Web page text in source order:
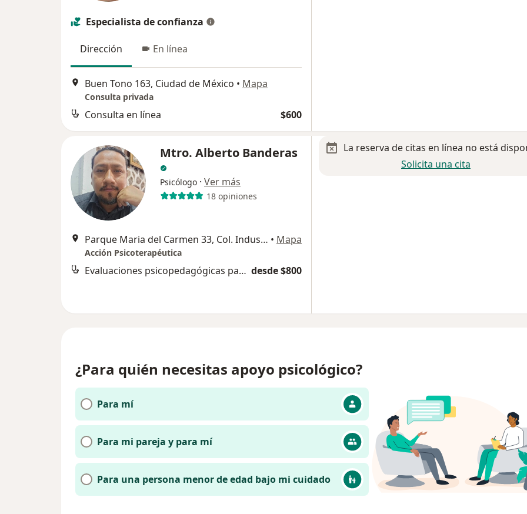
Especialista de confianza
Dirección En línea
Buen Tono 163, Ciudad de México • Mapa
Consulta privada
Consulta en línea $600
Mtro. Alberto Banderas
Psicólogo · Ver más
18 opiniones
Parque Maria del Carmen 33, Col. Industrial, Gustavo A. Madero, Gustavo A Madero • Mapa
Acción Psicoterapéutica
Evaluaciones psicopedagógicas para niños y adolescentes desde $800
La reserva de citas en línea no está
Solicita una cita
¿Para quién necesitas apoyo psicológico?
Para mí
Para mi pareja y para mí
Para una persona menor de edad bajo mi cuidado